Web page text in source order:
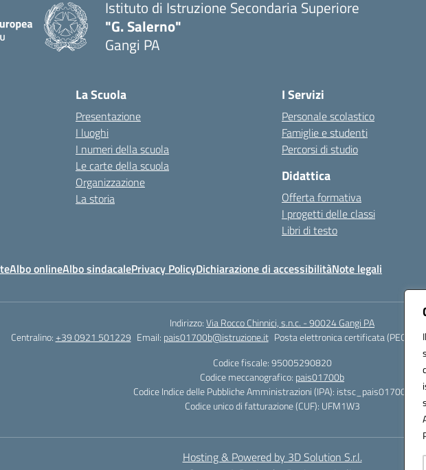
Istituto di Istruzione Secondaria Superiore
"G. Salerno"
Gangi PA
La Scuola
Presentazione
I luoghi
I numeri della scuola
Le carte della scuola
Organizzazione
La storia
I Servizi
Personale scolastico
Famiglie e studenti
Percorsi di studio
Didattica
Offerta formativa
I progetti delle classi
Libri di testo
Albo onlineAlbo sindacalePrivacy PolicyDichiarazione di accessibilitàNote legali
Indirizzo:Via Rocco Chinnici, s.n.c. - 90024 Gangi PA
Centralino:+39 0921 501229 Email: pais01700b@istruzione.it Posta elettronica certificata (PEC):
Codice fiscale: 95005290820
Codice meccanografico: pais01700b
Codice Indice delle Pubbliche Amministrazioni (IPA): istsc_pais01700b
Codice unico di fatturazione (CUF): UFM1W3
Hosting & Powered by 3D Solution S.r.l.